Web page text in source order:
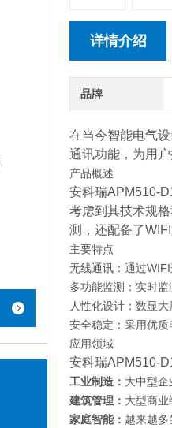
详情介绍
品牌
在当今智能电气
通讯功能，为用
产品概述
安科瑞APM510-
考虑到其技术规
测，还配备了
主要特点
无线通讯：通过
多功能监测：实时
人性化设计：数显
安全稳定：采用优
应用领域
安科瑞APM510-
工业制造： 大中型
建筑管理： 大型商
家庭智能： 越来越